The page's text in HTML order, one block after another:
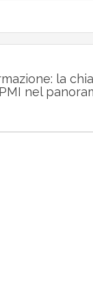
la
nel